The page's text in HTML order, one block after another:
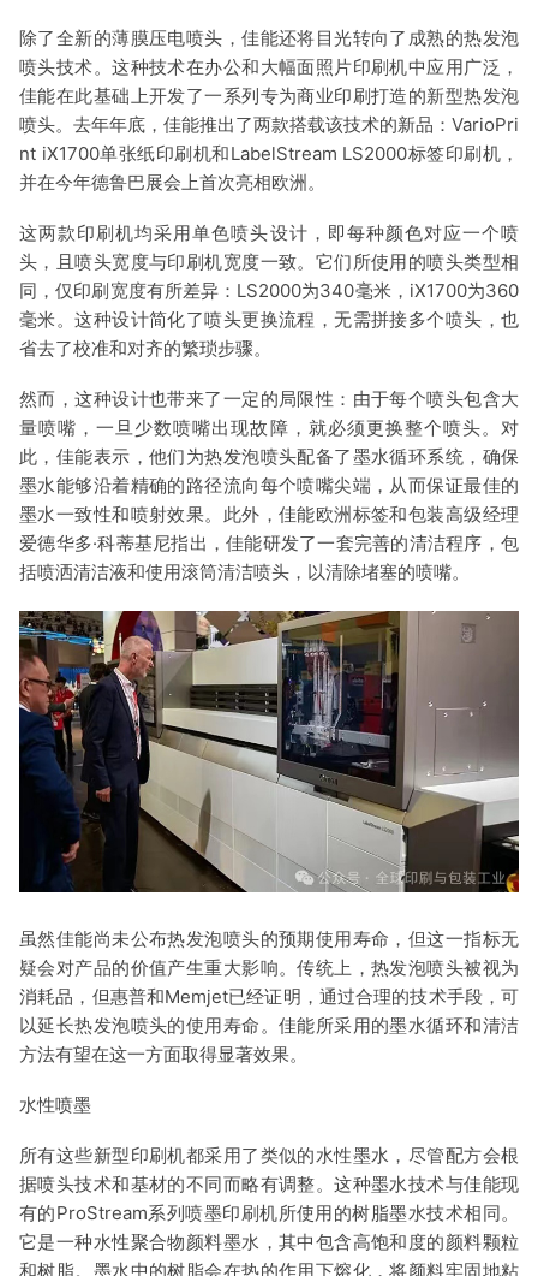
除了全新的薄膜压电喷头，佳能还将目光转向了成熟的热发泡
喷头技术。这种技术在办公和大幅面照片印刷机中应用广泛，
佳能在此基础上开发了一系列专为商业印刷打造的新型热发泡
喷头。去年年底，佳能推出了两款搭载该技术的新品：VarioPri
nt iX1700单张纸印刷机和LabelStream LS2000标签印刷机，
并在今年德鲁巴展会上首次亮相欧洲。
这两款印刷机均采用单色喷头设计，即每种颜色对应一个喷
头，且喷头宽度与印刷机宽度一致。它们所使用的喷头类型相
同，仅印刷宽度有所差异：LS2000为340毫米，iX1700为360
毫米。这种设计简化了喷头更换流程，无需拼接多个喷头，也
省去了校准和对齐的繁琐步骤。
然而，这种设计也带来了一定的局限性：由于每个喷头包含大
量喷嘴，一旦少数喷嘴出现故障，就必须更换整个喷头。对
此，佳能表示，他们为热发泡喷头配备了墨水循环系统，确保
墨水能够沿着精确的路径流向每个喷嘴尖端，从而保证最佳的
墨水一致性和喷射效果。此外，佳能欧洲标签和包装高级经理
爱德华多·科蒂基尼指出，佳能研发了一套完善的清洁程序，包
括喷洒清洁液和使用滚筒清洁喷头，以清除堵塞的喷嘴。
虽然佳能尚未公布热发泡喷头的预期使用寿命，但这一指标无
疑会对产品的价值产生重大影响。传统上，热发泡喷头被视为
消耗品，但惠普和Memjet已经证明，通过合理的技术手段，可
以延长热发泡喷头的使用寿命。佳能所采用的墨水循环和清洁
方法有望在这一方面取得显著效果。
水性喷墨
所有这些新型印刷机都采用了类似的水性墨水，尽管配方会根
据喷头技术和基材的不同而略有调整。这种墨水技术与佳能现
有的ProStream系列喷墨印刷机所使用的树脂墨水技术相同。
它是一种水性聚合物颜料墨水，其中包含高饱和度的颜料颗粒
和树脂。墨水中的树脂会在热的作用下熔化，将颜料牢固地粘